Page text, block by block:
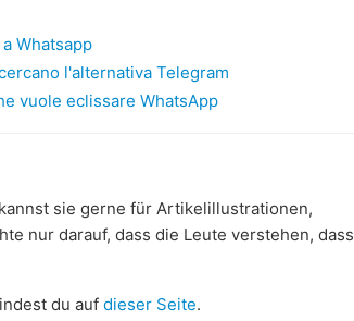
Whatsapp
l'alternativa Telegram
vuole eclissare WhatsApp
sie gerne für Artikelillustrationen,
nur darauf, dass die Leute verstehen, dass
du auf dieser Seite.